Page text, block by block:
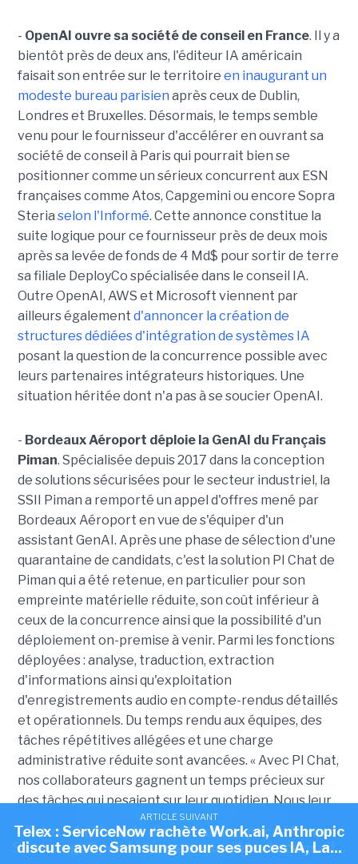
ARTICLE SUIVANT
Telex : Anthropic discute d'une puce IA avec
Samsung, OpenAI ouvre sa société de conseil...
- OpenAI ouvre sa société de conseil en France. Il y a
bientôt près de deux ans, l'éditeur IA américain
faisait son entrée sur le territoire en inaugurant un
modeste bureau parisien après ceux de Dublin,
Londres et Bruxelles. Désormais, le temps semble
venu pour le fournisseur d'accélérer en ouvrant sa
société de conseil à Paris qui pourrait bien se
positionner comme un sérieux concurrent aux ESN
françaises comme Atos, Capgemini ou encore Sopra
Steria selon l'Informé. Cette annonce constitue la
suite logique pour ce fournisseur près de deux mois
après sa levée de fonds de 4 Md$ pour sortir de terre
sa filiale DeployCo spécialisée dans le conseil IA.
Outre OpenAI, AWS et Microsoft viennent par
ailleurs également d'annoncer la création de
structures dédiées d'intégration de systèmes IA
posant la question de la concurrence possible avec
leurs partenaires intégrateurs historiques. Une
situation héritée dont n'a pas à se soucier OpenAI.
- Bordeaux Aéroport déploie la GenAI du Français
Piman. Spécialisée depuis 2017 dans la conception
de solutions sécurisées pour le secteur industriel, la
SSII Piman a remporté un appel d'offres mené par
Bordeaux Aéroport en vue de s'équiper d'un
assistant GenAI. Après une phase de sélection d'une
quarantaine de candidats, c'est la solution PI Chat de
Piman qui a été retenue, en particulier pour son
empreinte matérielle réduite, son coût inférieur à
ceux de la concurrence ainsi que la possibilité d'un
déploiement on-premise à venir. Parmi les fonctions
déployées : analyse, traduction, extraction
d'informations ainsi qu'exploitation
d'enregistrements audio en compte-rendus détaillés
et opérationnels. Du temps rendu aux équipes, des
tâches répétitives allégées et une charge
administrative réduite sont avancées. « Avec PI Chat,
nos collaborateurs gagnent un temps précieux sur
des tâches qui pesaient sur leur quotidien. Nous leur
donnons un outil qui fluidifie leur travail tout en
restant pleinement sous notre contrôle », a
expliqué Pierre-Yves Brault, chef de service
ARTICLE SUIVANT
Telex : ServiceNow rachète Work.ai, Anthropic
discute avec Samsung pour ses puces IA, La...